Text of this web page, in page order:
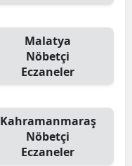
Malatya
Nöbetçi
Eczaneler
Kahramanmaraş
Nöbetçi
Eczaneler